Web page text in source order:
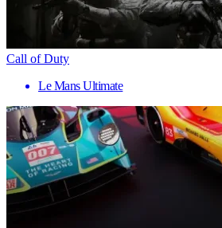
Call of Duty
Le Mans Ultimate